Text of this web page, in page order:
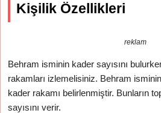
Kişilik Özellikleri
reklam
Behram isminin kader sayısını
rakamları izlemelisiniz. Behram
kader rakamı belirlenmiştir. Bunların
sayısını verir.